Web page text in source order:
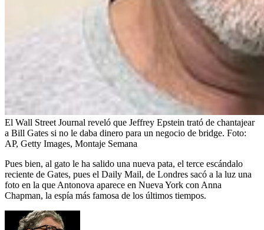
El Wall Street Journal reveló que Jeffrey Epstein trató de chantajear
a Bill Gates si no le daba dinero para un negocio de bridge. Foto:
AP, Getty Images, Montaje Semana
Pues bien, al gato le ha salido una nueva pata, el terce escándalo
reciente de Gates, pues el Daily Mail, de Londres sacó a la luz una
foto en la que Antonova aparece en Nueva York con Anna
Chapman, la espía más famosa de los últimos tiempos.